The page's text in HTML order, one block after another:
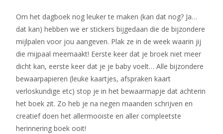
Om het dagboek nog leuker te maken (kan dat nog? Ja…
dat kan) hebben we er stickers bijgedaan die de bijzondere
mijlpalen voor jou aangeven. Plak ze in de week waarin jij
die mijpaal meemaakt! Eerste keer dat je broek niet meer
dicht kan, eerste keer dat je je baby voelt… Alle bijzondere
bewaarpapieren (leuke kaartjes, afspraken kaart
verloskundige etc) stop je in het bewaarmapje dat achterin
het boek zit. Zo heb je na negen maanden schrijven en
creatief doen het allermooiste en aller compleetste
herinnering boek ooit!